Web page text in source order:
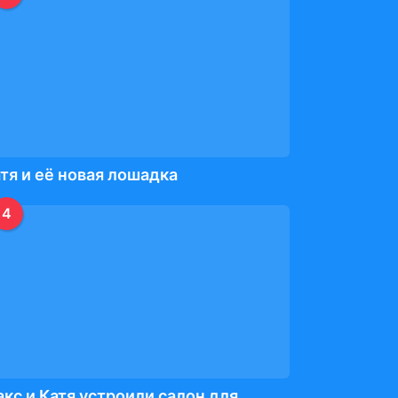
и её новая лошадка
4